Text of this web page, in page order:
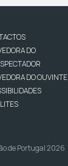
DO
DO OUVINTE
de Portugal 2026